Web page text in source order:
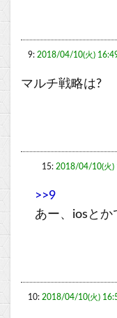
9: 2018/04/10(火)
マルチ戦略は?
15: 2018/04/10(火)
>>9
あー、iosとか
10: 2018/04/10(火)